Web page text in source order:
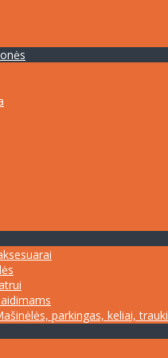
parkingas, keliai,